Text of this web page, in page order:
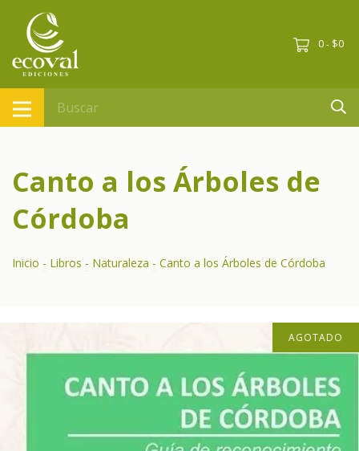
0 - $0
Canto a los Árboles de
Córdoba
Inicio - Libros - Naturaleza - Canto a los Árboles de Córdoba
AGOTADO